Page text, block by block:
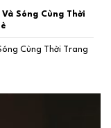
Sóng Cùng Thời
Cùng Thời Trang